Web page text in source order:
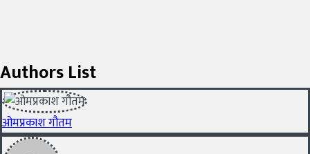
Authors List
ओमप्रकाश गौतम